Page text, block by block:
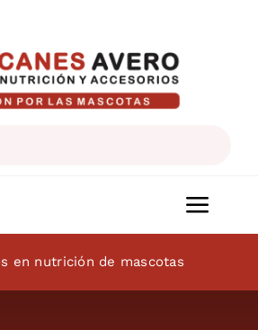
en nutrición de mascotas